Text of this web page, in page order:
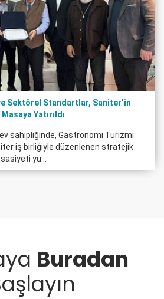
Sektörel Standartlar, Saniter’in
Yatırıldı
sahipliğinde, Gastronomi Turizmi
iş birliğiyle düzenlenen stratejik
yü...
Buradan